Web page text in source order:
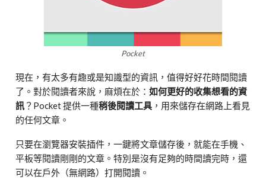
Pocket
現在，有太多有趣或是知識型的資訊，值得好好花時間閱讀
了。對於閱讀者來說，麻煩在於：如何更好的收集想看的資
訊 ？Pocket 提供一種稍後閱讀工具 ，用來儲存在網路上看見
的任何文章。
只要在瀏覽器安裝插件，一鍵將文章儲存後，就能在手機、
平板等閱讀剛剛的文章。特別是沒有足夠的時間讀完時，還
可以在戶外（無網路）打開閱讀。